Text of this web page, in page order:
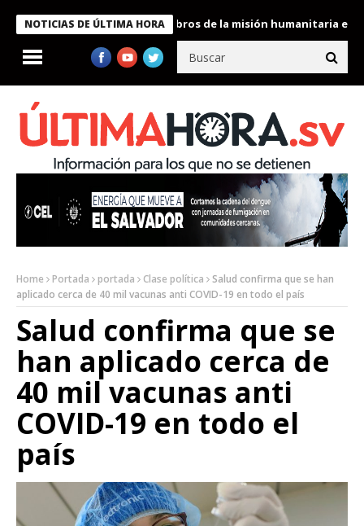
NOTICIAS DE ÚLTIMA HORA
Bukele condecora a miembros de la misión humanitaria enviada
Home Portada portada Clase política
Salud confirma que se han
aplicado cerca de 40 mil vacunas anti COVID-19 en todo el país
Salud confirma que se
han aplicado cerca de
40 mil vacunas anti
COVID-19 en todo el
país